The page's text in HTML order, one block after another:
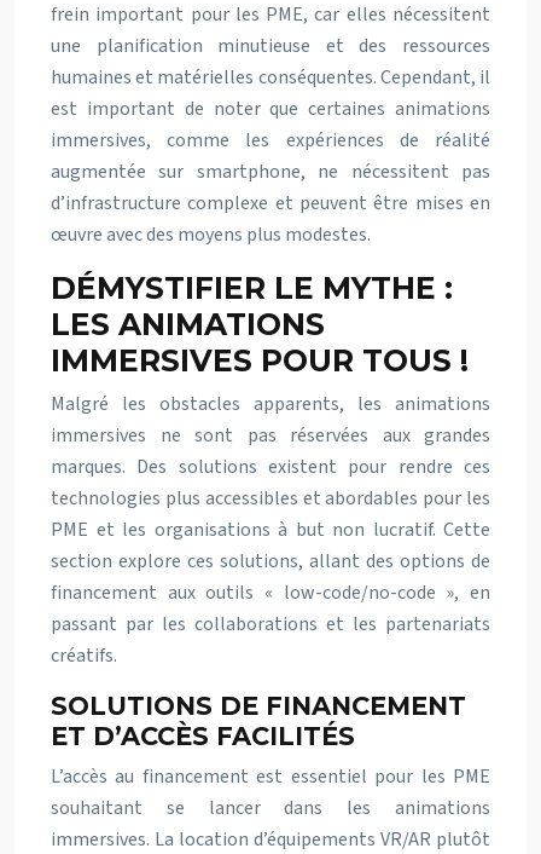
frein important pour les PME, car elles nécessitent
une planification minutieuse et des ressources
humaines et matérielles conséquentes. Cependant, il
est important de noter que certaines animations
immersives, comme les expériences de réalité
augmentée sur smartphone, ne nécessitent pas
d’infrastructure complexe et peuvent être mises en
œuvre avec des moyens plus modestes.
DÉMYSTIFIER LE MYTHE :
LES ANIMATIONS
IMMERSIVES POUR TOUS !
Malgré les obstacles apparents, les animations
immersives ne sont pas réservées aux grandes
marques. Des solutions existent pour rendre ces
technologies plus accessibles et abordables pour les
PME et les organisations à but non lucratif. Cette
section explore ces solutions, allant des options de
financement aux outils « low-code/no-code », en
passant par les collaborations et les partenariats
créatifs.
SOLUTIONS DE FINANCEMENT
ET D’ACCÈS FACILITÉS
L’accès au financement est essentiel pour les PME
souhaitant se lancer dans les animations
immersives. La location d’équipements VR/AR plutôt